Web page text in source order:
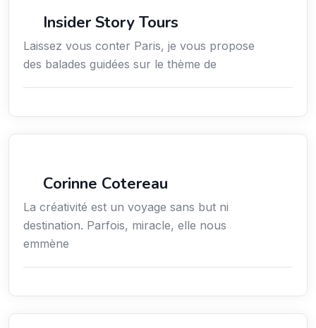
Insider Story Tours
Laissez vous conter Paris, je vous propose
des balades guidées sur le thème de
Corinne Cotereau
La créativité est un voyage sans but ni
destination. Parfois, miracle, elle nous
emmène